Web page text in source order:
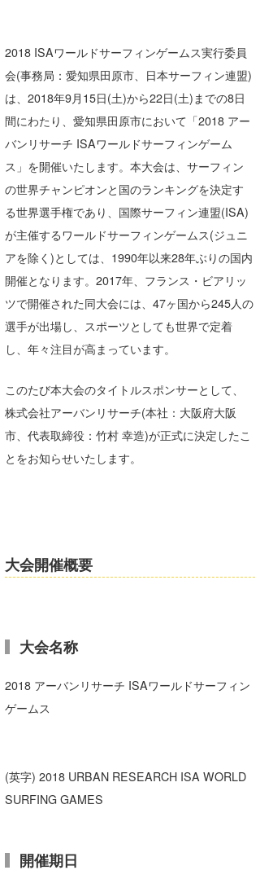
2018 ISAワールドサーフィンゲームス実行委員
会(事務局：愛知県田原市、日本サーフィン連盟)
は、2018年9月15日(土)から22日(土)までの8日
間にわたり、愛知県田原市において「2018 アー
バンリサーチ ISAワールドサーフィンゲーム
ス」を開催いたします。本大会は、サーフィン
の世界チャンピオンと国のランキングを決定す
る世界選手権であり、国際サーフィン連盟(ISA)
が主催するワールドサーフィンゲームス(ジュニ
アを除く)としては、1990年以来28年ぶりの国内
開催となります。2017年、フランス・ビアリッ
ツで開催された同大会には、47ヶ国から245人の
選手が出場し、スポーツとしても世界で定着
し、年々注目が高まっています。
このたび本大会のタイトルスポンサーとして、
株式会社アーバンリサーチ(本社：大阪府大阪
市、代表取締役：竹村 幸造)が正式に決定したこ
とをお知らせいたします。
大会開催概要
大会名称
2018 アーバンリサーチ ISAワールドサーフィン
ゲームス
(英字) 2018 URBAN RESEARCH ISA WORLD
SURFING GAMES
開催期日
ライター/寄稿メディア
Core Surf Japan
Naoya Kimoto
mitsuteru Kamio
Yasunari Inoue
Yoshiyuki Obata
CBA Films
熊谷素子
メディア
SURFMEDIA
Colors MAGAZINE
WAVAL
波伝説アンバサダー/プロライダー
福島寿実子
中浦“JET”章
田原啓江
植村未来
喜納海人
波伝説スタッフ
☆加藤
chan-U
ECE
KID
KY
mitz
S.K
Soulman
waka☆=
波伝説